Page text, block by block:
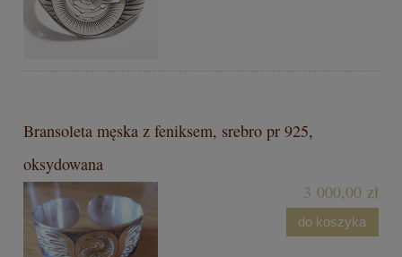
Bransoleta męska z feniksem, srebro pr 925,
oksydowana
3 000,00 zł
do koszyka